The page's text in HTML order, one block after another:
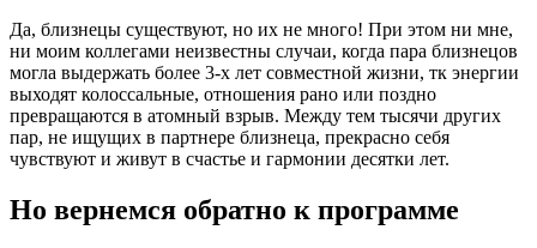
Да, близнецы существуют, но их не много! При этом ни мне,
ни моим коллегами неизвестны случаи, когда пара близнецов
могла выдержать более 3-х лет совместной жизни, тк энергии
выходят колоссальные, отношения рано или поздно
превращаются в атомный взрыв. Между тем тысячи других
пар, не ищущих в партнере близнеца, прекрасно себя
чувствуют и живут в счастье и гармонии десятки лет.
Но вернемся обратно к программе